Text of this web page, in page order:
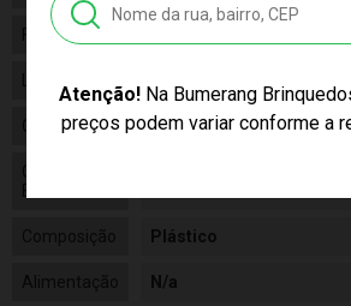
Atenção!Na Bumerang
preços podem variar conforme a
Fabricante
Código 02530
Código de
Barras
Composição Plástico
Alimentação N/a